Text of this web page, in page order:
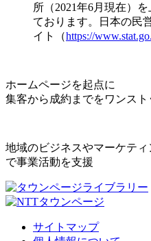
所（2021年6月現在）
ております。日本の民
イト（https://
ホームページを起点に
集客から成約までをワンスト
地域のビジネスやマーケテ
で事業活動を支援
サイトマップ